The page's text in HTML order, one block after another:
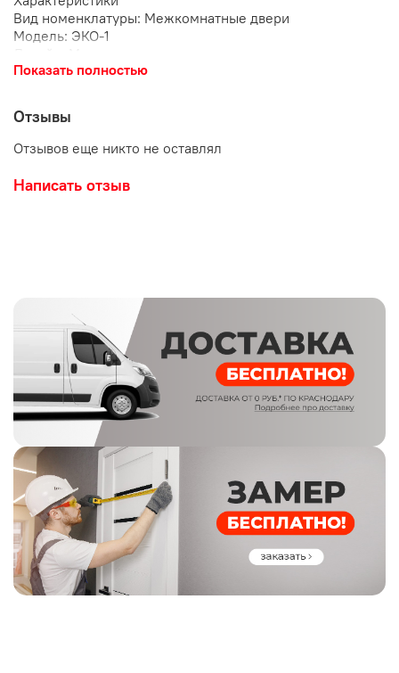
Вид номенклатуры: Межкомнатные двери
Модель: ЭКО-1
Покрытие: Экошпон
Размер, мм: 2000х800
Тип двери: Остекленная
Цветовая гамма: Светлая
Толщина полотна, мм: 40
Цвет: Бьянко
Показать полностью
Отзывы
Отзывов еще никто не оставлял
Написать отзыв